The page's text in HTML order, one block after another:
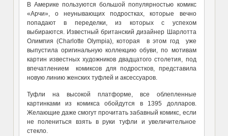
В Америке пользуются большой популярностью комикс
«Арчи», о неунывающих подростках, которые вечно
попадают в переделки, из которых с успехом
выбираются. Известный британский дизайнер Шарлотта
Олимпия (Charlotte Olympia), которая в этом год уже
выпустила оригинальную коллекцию обуви, по мотивам
картин известных художников двадцатого столетия, под
впечатлением комиксов для подростков, представила
новую линию женских туфлей и аксессуаров.
Туфли на высокой платформе, все облепленные
картинками из комикса обойдутся в 1395 долларов.
Желающие даже смогут прочитать забавный комикс, если
не полениться взять в руки туфли и увеличительное
стекло.